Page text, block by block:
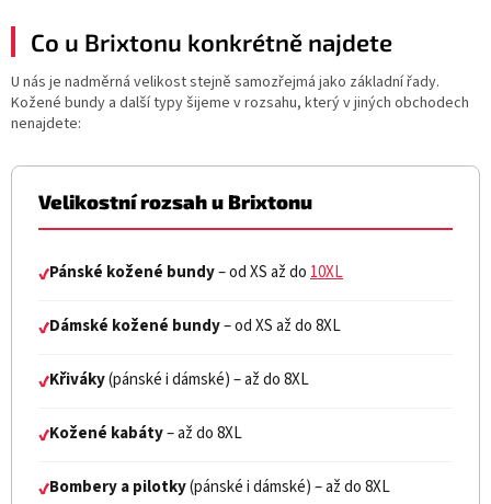
Co u Brixtonu konkrétně najdete
U nás je nadměrná velikost stejně samozřejmá jako základní řady.
Kožené bundy a další typy šijeme v rozsahu, který v jiných obchodech
nenajdete:
Velikostní rozsah u Brixtonu
✔Pánské kožené bundy– od XS až do 10XL
✔Dámské kožené bundy– od XS až do 8XL
✔Křiváky(pánské i dámské) – až do 8XL
✔Kožené kabáty– až do 8XL
✔Bombery a pilotky(pánské i dámské) – až do 8XL